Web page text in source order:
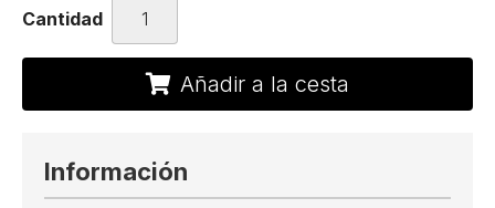
Cantidad
Añadir a la cesta
Información